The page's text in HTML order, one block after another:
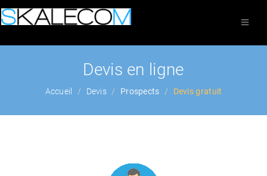
Devis en ligne
Accueil Devis Prospects Devis gratuit